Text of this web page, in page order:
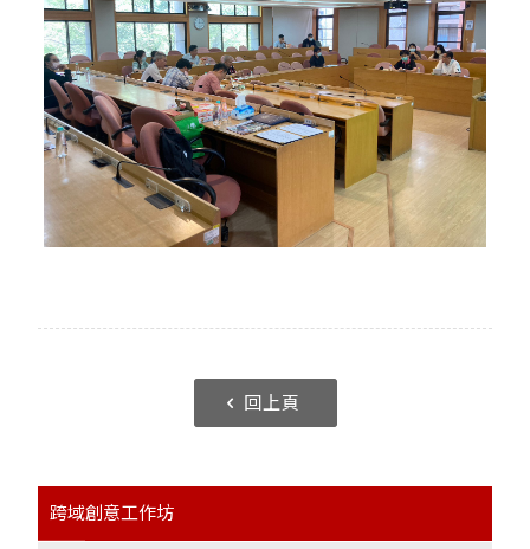
回上頁
跨域創意工作坊